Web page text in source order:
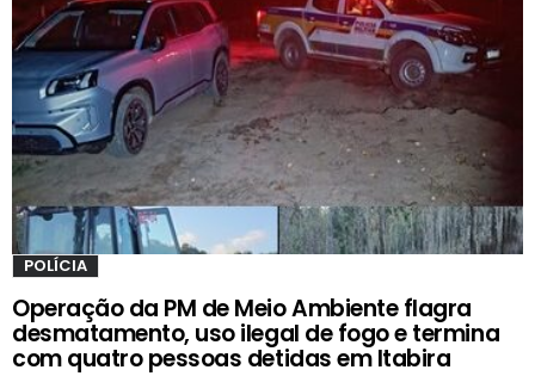
POLÍCIA
Operação da PM de Meio Ambiente flagra
desmatamento, uso ilegal de fogo e termina
com quatro pessoas detidas em Itabira